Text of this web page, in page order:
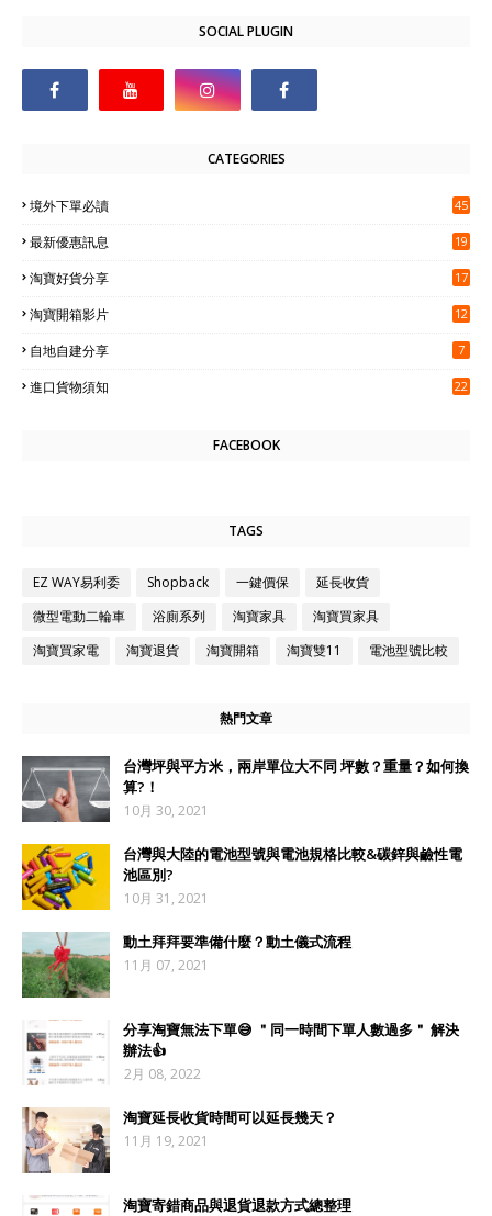
SOCIAL PLUGIN
CATEGORIES
境外下單必讀 45
最新優惠訊息 19
淘寶好貨分享 17
淘寶開箱影片 12
自地自建分享 7
進口貨物須知 22
FACEBOOK
TAGS
EZ WAY易利委 Shopback 一鍵價保
延長收貨
微型電動二輪車
浴廁系列 淘寶家具
淘寶買家具
淘寶買家電
淘寶退貨 淘寶開箱 淘寶雙11 電池型號比較
熱門文章
台灣坪與平方米，兩岸單位大不同 坪數？重量？如何換
算?！
10月 30, 2021
台灣與大陸的電池型號與電池規格比較&碳鋅與鹼性電
池區別?
10月 31, 2021
動土拜拜要準備什麼？動土儀式流程
11月 07, 2021
分享淘寶無法下單😅 ＂同一時間下單人數過多＂ 解決
辦法👍
2月 08, 2022
淘寶延長收貨時間可以延長幾天？
11月 19, 2021
淘寶寄錯商品與退貨退款方式總整理